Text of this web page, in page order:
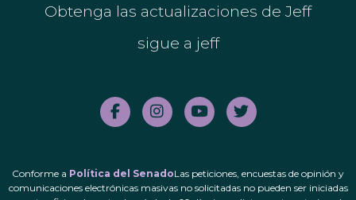
Obtenga las actualizaciones de Jeff
sigue a jeff
Conforme a Política del SenadoLas peticiones, encuestas de opinión y
comunicaciones electrónicas masivas no solicitadas no pueden ser iniciadas